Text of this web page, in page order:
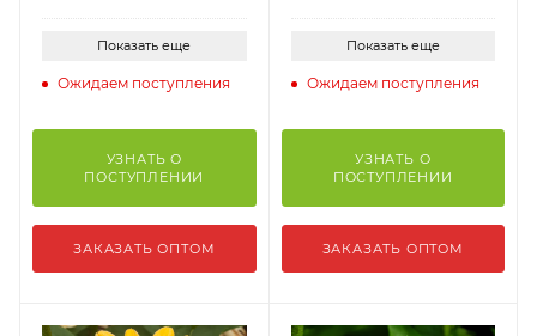
Показать еще
Ожидаем поступления
УЗНАТЬ О
ПОСТУПЛЕНИИ
ЗАКАЗАТЬ ОПТОМ
Показать еще
Ожидаем поступления
УЗНАТЬ О
ПОСТУПЛЕНИИ
ЗАКАЗАТЬ ОПТОМ